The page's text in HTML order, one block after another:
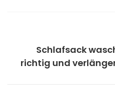
Schlafsack
richtig und